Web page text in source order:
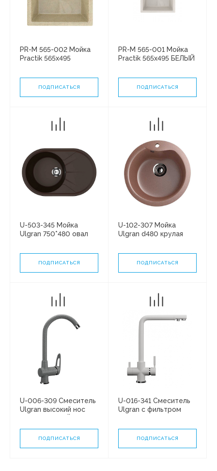
PR-M 565-002 Мойка
Practik 565х495
ПОДПИСАТЬСЯ
PR-M 565-001 Мойка
Practik 565х495 БЕЛЫЙ
ПОДПИСАТЬСЯ
U-503-345 Мойка
Ulgran 750*480 овал
ПОДПИСАТЬСЯ
U-102-307 Мойка
Ulgran d480 крулая
ПОДПИСАТЬСЯ
U-006-309 Смеситель
Ulgran высокий нос
ПОДПИСАТЬСЯ
U-016-341 Смеситель
Ulgran с фильтром
ПОДПИСАТЬСЯ